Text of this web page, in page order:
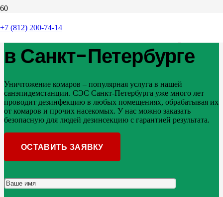
+7 (812) 200-74-14
Уничтожение комаров
в Санкт-Петербурге
Уничтожение комаров – популярная услуга в нашей
санэпидемстанции. СЭС Санкт-Петербурга уже много лет
проводит дезинфекцию в любых помещениях, обрабатывая их
от комаров и прочих насекомых. У нас можно заказать
безопасную для людей дезинсекцию с гарантией результата.
ОСТАВИТЬ ЗАЯВКУ